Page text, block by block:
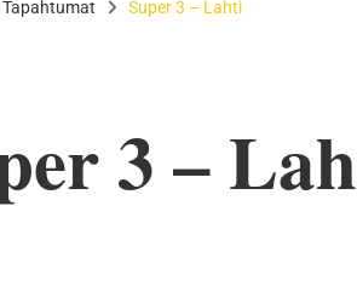
Tapahtumat Super 3 – Lahti
3 –